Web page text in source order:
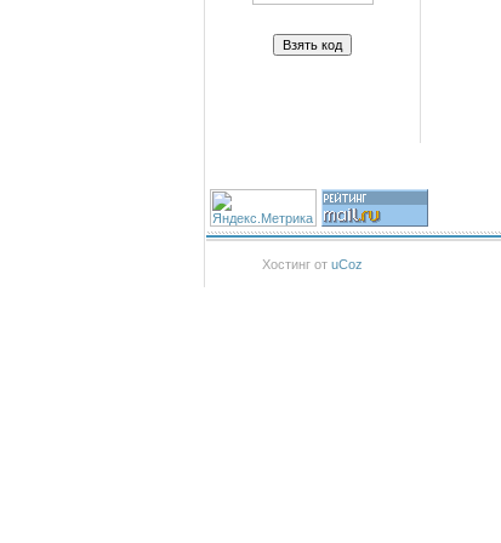
Хостинг от uCoz